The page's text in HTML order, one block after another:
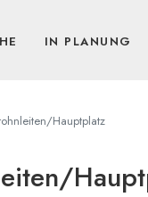
IN PLANUNG
Hauptplatz